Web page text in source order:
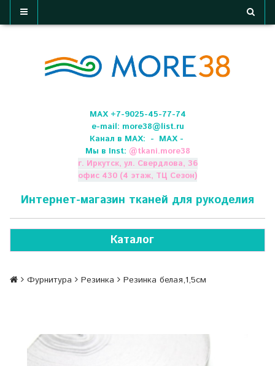
МАХ +7-9025-45-77-74
e-mail: more38@list.ru
Канал в МАХ: - МАХ -
Мы в Inst: @tkani.more38
г. Иркутск, ул. Свердлова, 36
офис 430 (4 этаж, ТЦ Сезон)
Интернет-магазин тканей для рукоделия
Каталог
Фурнитура Резинка Резинка белая,1,5см